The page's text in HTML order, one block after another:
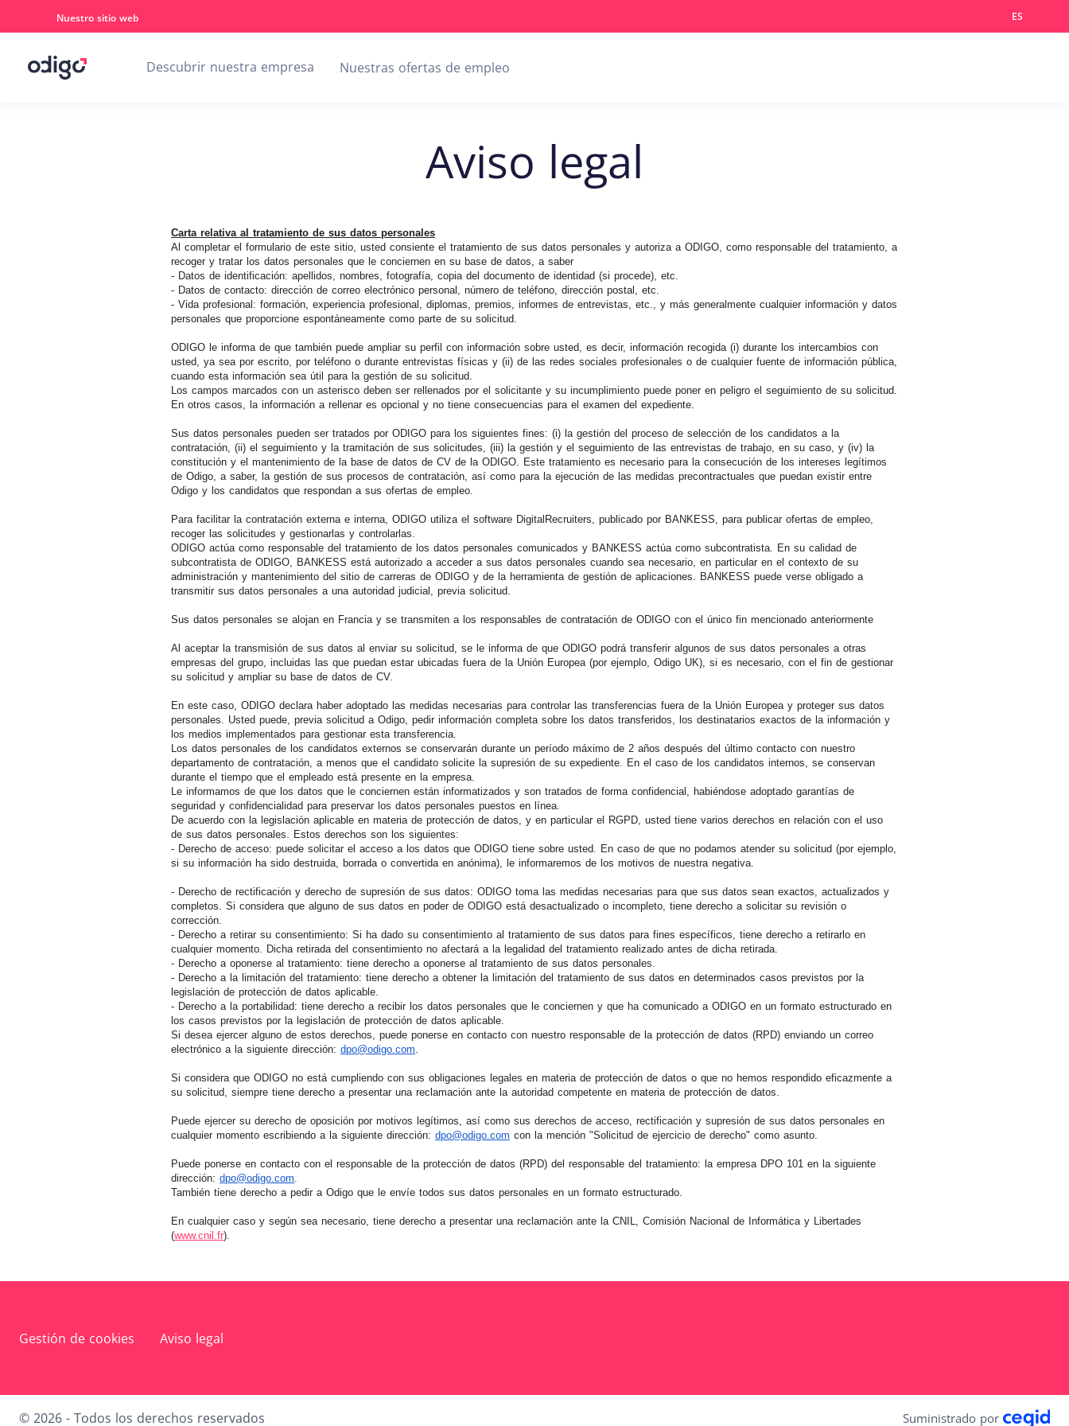
Nuestro sitio web Idioma
ES
Descubrir nuestra empresa Nuestras ofertas de empleo
Aviso legal
Carta relativa al tratamiento de sus datos personales
Al completar el formulario de este sitio, usted consiente el tratamiento de sus datos personales y autoriza a ODIGO, como responsable del tratamiento, a
recoger y tratar los datos personales que le conciernen en su base de datos, a saber
- Datos de identificación: apellidos, nombres, fotografía, copia del documento de identidad (si procede), etc.
- Datos de contacto: dirección de correo electrónico personal, número de teléfono, dirección postal, etc.
- Vida profesional: formación, experiencia profesional, diplomas, premios, informes de entrevistas, etc., y más generalmente cualquier información y datos
personales que proporcione espontáneamente como parte de su solicitud.
ODIGO le informa de que también puede ampliar su perfil con información sobre usted, es decir, información recogida (i) durante los intercambios con
usted, ya sea por escrito, por teléfono o durante entrevistas físicas y (ii) de las redes sociales profesionales o de cualquier fuente de información pública,
cuando esta información sea útil para la gestión de su solicitud.
Los campos marcados con un asterisco deben ser rellenados por el solicitante y su incumplimiento puede poner en peligro el seguimiento de su solicitud.
En otros casos, la información a rellenar es opcional y no tiene consecuencias para el examen del expediente.
Sus datos personales pueden ser tratados por ODIGO para los siguientes fines: (i) la gestión del proceso de selección de los candidatos a la
contratación, (ii) el seguimiento y la tramitación de sus solicitudes, (iii) la gestión y el seguimiento de las entrevistas de trabajo, en su caso, y (iv) la
constitución y el mantenimiento de la base de datos de CV de la ODIGO. Este tratamiento es necesario para la consecución de los intereses legítimos
de Odigo, a saber, la gestión de sus procesos de contratación, así como para la ejecución de las medidas precontractuales que puedan existir entre
Odigo y los candidatos que respondan a sus ofertas de empleo.
Para facilitar la contratación externa e interna, ODIGO utiliza el software DigitalRecruiters, publicado por BANKESS, para publicar ofertas de empleo,
recoger las solicitudes y gestionarlas y controlarlas.
ODIGO actúa como responsable del tratamiento de los datos personales comunicados y BANKESS actúa como subcontratista. En su calidad de
subcontratista de ODIGO, BANKESS está autorizado a acceder a sus datos personales cuando sea necesario, en particular en el contexto de su
administración y mantenimiento del sitio de carreras de ODIGO y de la herramienta de gestión de aplicaciones. BANKESS puede verse obligado a
transmitir sus datos personales a una autoridad judicial, previa solicitud.
Sus datos personales se alojan en Francia y se transmiten a los responsables de contratación de ODIGO con el único fin mencionado anteriormente
Al aceptar la transmisión de sus datos al enviar su solicitud, se le informa de que ODIGO podrá transferir algunos de sus datos personales a otras
empresas del grupo, incluidas las que puedan estar ubicadas fuera de la Unión Europea (por ejemplo, Odigo UK), si es necesario, con el fin de gestionar
su solicitud y ampliar su base de datos de CV.
En este caso, ODIGO declara haber adoptado las medidas necesarias para controlar las transferencias fuera de la Unión Europea y proteger sus datos
personales. Usted puede, previa solicitud a Odigo, pedir información completa sobre los datos transferidos, los destinatarios exactos de la información y
los medios implementados para gestionar esta transferencia.
Los datos personales de los candidatos externos se conservarán durante un período máximo de 2 años después del último contacto con nuestro
departamento de contratación, a menos que el candidato solicite la supresión de su expediente. En el caso de los candidatos internos, se conservan
durante el tiempo que el empleado está presente en la empresa.
Le informamos de que los datos que le conciernen están informatizados y son tratados de forma confidencial, habiéndose adoptado garantías de
seguridad y confidencialidad para preservar los datos personales puestos en línea.
De acuerdo con la legislación aplicable en materia de protección de datos, y en particular el RGPD, usted tiene varios derechos en relación con el uso
de sus datos personales. Estos derechos son los siguientes:
- Derecho de acceso: puede solicitar el acceso a los datos que ODIGO tiene sobre usted. En caso de que no podamos atender su solicitud (por ejemplo,
si su información ha sido destruida, borrada o convertida en anónima), le informaremos de los motivos de nuestra negativa.
- Derecho de rectificación y derecho de supresión de sus datos: ODIGO toma las medidas necesarias para que sus datos sean exactos, actualizados y
completos. Si considera que alguno de sus datos en poder de ODIGO está desactualizado o incompleto, tiene derecho a solicitar su revisión o
corrección.
- Derecho a retirar su consentimiento: Si ha dado su consentimiento al tratamiento de sus datos para fines específicos, tiene derecho a retirarlo en
cualquier momento. Dicha retirada del consentimiento no afectará a la legalidad del tratamiento realizado antes de dicha retirada.
- Derecho a oponerse al tratamiento: tiene derecho a oponerse al tratamiento de sus datos personales.
- Derecho a la limitación del tratamiento: tiene derecho a obtener la limitación del tratamiento de sus datos en determinados casos previstos por la
legislación de protección de datos aplicable.
- Derecho a la portabilidad: tiene derecho a recibir los datos personales que le conciernen y que ha comunicado a ODIGO en un formato estructurado en
los casos previstos por la legislación de protección de datos aplicable.
Si desea ejercer alguno de estos derechos, puede ponerse en contacto con nuestro responsable de la protección de datos (RPD) enviando un correo
electrónico a la siguiente dirección:dpo@odigo.com.
Si considera que ODIGO no está cumpliendo con sus obligaciones legales en materia de protección de datos o que no hemos respondido eficazmente a
su solicitud, siempre tiene derecho a presentar una reclamación ante la autoridad competente en materia de protección de datos.
Puede ejercer su derecho de oposición por motivos legítimos, así como sus derechos de acceso, rectificación y supresión de sus datos personales en
cualquier momento escribiendo a la siguiente dirección:dpo@odigo.com con la mención "Solicitud de ejercicio de derecho" como asunto.
Puede ponerse en contacto con el responsable de la protección de datos (RPD) del responsable del tratamiento: la empresa DPO 101 en la siguiente
dirección:dpo@odigo.com.
También tiene derecho a pedir a Odigo que le envíe todos sus datos personales en un formato estructurado.
En cualquier caso y según sea necesario, tiene derecho a presentar una reclamación ante la CNIL, Comisión Nacional de Informática y Libertades
(www.cnil.fr).
Gestión de cookies Aviso legal
© 2026 - Todos los derechos reservados Suministrado por